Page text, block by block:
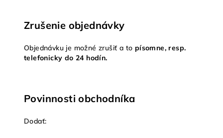
Zrušenie objednávky
Objednávku je možné zrušiť a to písomne, resp.
telefonicky do 24 hodín.
Povinnosti obchodníka
Dodať: